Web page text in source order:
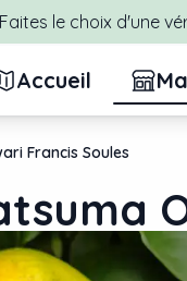
le choix d'une
Accueil
Francis Soules